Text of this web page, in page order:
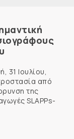
31 Ιουλίου,
από
της
SLAPPs-